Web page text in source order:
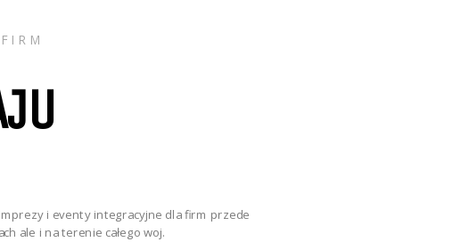
i eventy integracyjne dla firm przede
ale i na terenie całego woj.